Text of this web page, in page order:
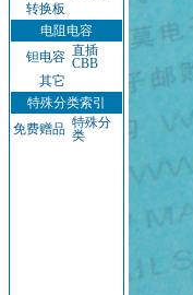
转换板
电阻电容
钽电容 直插
CBB
其它
特殊分类索引
免费赠品 特殊分
类